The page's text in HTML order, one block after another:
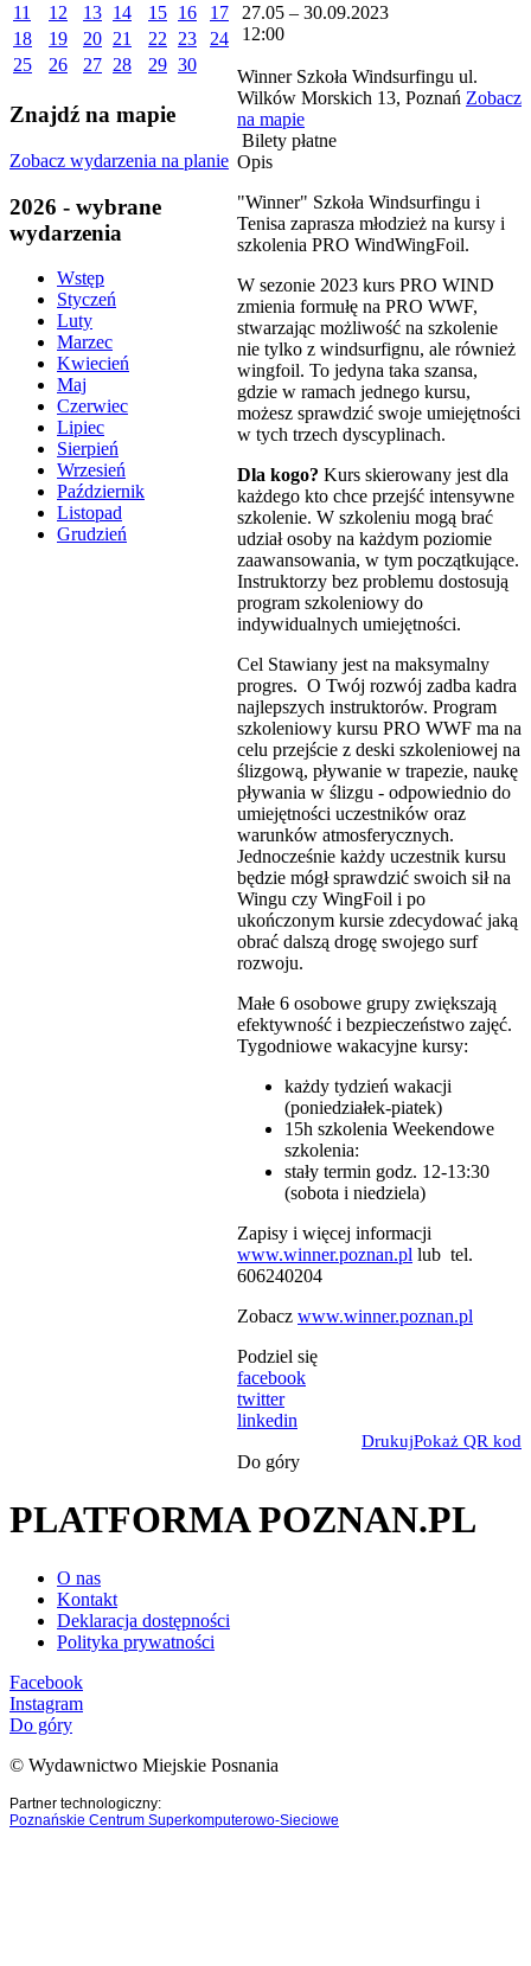
11
12 13 14 15 16
17
18
19 20 21 22 23
24
25
26 27 28 29 30
Znajdź na mapie
Zobacz wydarzenia na planie
2026 - wybrane
wydarzenia
Wstęp
Styczeń
Luty
Marzec
Kwiecień
Maj
Czerwiec
Lipiec
Sierpień
Wrzesień
Październik
Listopad
Grudzień
27.05 – 30.09.2023
12:00
Winner Szkoła Windsurfingu ul.
Wilków Morskich 13, Poznań Zobacz
na mapie
Bilety płatne
Opis
"Winner" Szkoła Windsurfingu i
Tenisa zaprasza młodzież na kursy i
szkolenia PRO WindWingFoil.
W sezonie 2023 kurs PRO WIND
zmienia formułę na PRO WWF,
stwarzając możliwość na szkolenie
nie tylko z windsurfignu, ale również
wingfoil. To jedyna taka szansa,
gdzie w ramach jednego kursu,
możesz sprawdzić swoje umiejętności
w tych trzech dyscyplinach.
Dla kogo? Kurs skierowany jest dla
każdego kto chce przejść intensywne
szkolenie. W szkoleniu mogą brać
udział osoby na każdym poziomie
zaawansowania, w tym początkujące.
Instruktorzy bez problemu dostosują
program szkoleniowy do
indywidualnych umiejętności.
Cel Stawiany jest na maksymalny
progres. O Twój rozwój zadba kadra
najlepszych instruktorów. Program
szkoleniowy kursu PRO WWF ma na
celu przejście z deski szkoleniowej na
ślizgową, pływanie w trapezie, naukę
pływania w ślizgu - odpowiednio do
umiejętności uczestników oraz
warunków atmosferycznych.
Jednocześnie każdy uczestnik kursu
będzie mógł sprawdzić swoich sił na
Wingu czy WingFoil i po
ukończonym kursie zdecydować jaką
obrać dalszą drogę swojego surf
rozwoju.
Małe 6 osobowe grupy zwiększają
efektywność i bezpieczeństwo zajęć.
Tygodniowe wakacyjne kursy:
każdy tydzień wakacji
(poniedziałek-piatek)
15h szkolenia Weekendowe
szkolenia:
stały termin godz. 12-13:30
(sobota i niedziela)
Zapisy i więcej informacji
www.winner.poznan.pl lub tel.
606240204
Zobacz www.winner.poznan.pl
Podziel się
facebook
twitter
linkedin
DrukujPokaż QR kod
Do góry
PLATFORMA POZNAN.PL
O nas
Kontakt
Deklaracja dostępności
Polityka prywatności
Facebook
Instagram
Do góry
© Wydawnictwo Miejskie Posnania
Partner technologiczny:
Poznańskie Centrum Superkomputerowo-Sieciowe